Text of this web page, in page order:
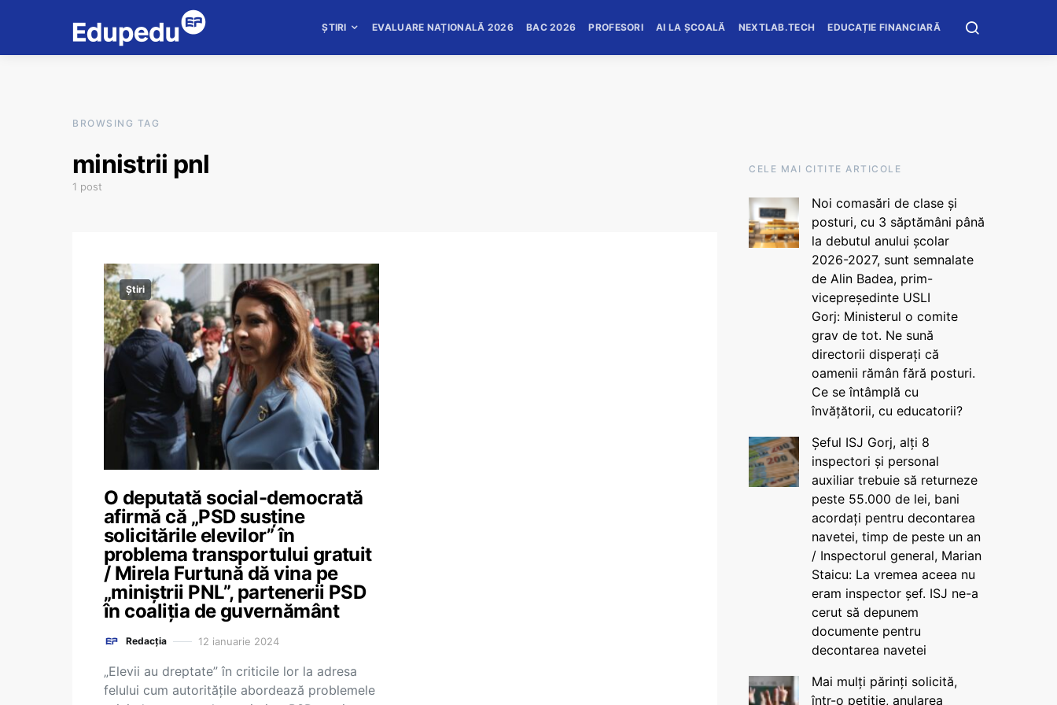
ȘTIRI EVALUARE NAȚIONALĂ 2026 BAC 2026 PROFESORI AI LA ȘCOALĂ NEXTLAB.TECH EDUCAȚIE FINANCIARĂ
BROWSING TAG
ministrii pnl
1 post
Știri
O deputată social-democrată
afirmă că „PSD susține
solicitările elevilor” în
problema transportului gratuit
/ Mirela Furtună dă vina pe
„miniștrii PNL”, partenerii PSD
în coaliția de guvernământ
Redacția 12 ianuarie 2024
„Elevii au dreptate” în criticile lor la adresa
felului cum autoritățile abordează problemele
CELE MAI CITITE ARTICOLE
Noi comasări de clase și
posturi, cu 3 săptămâni până
la debutul anului școlar
2026-2027, sunt semnalate
de Alin Badea, prim-
vicepreședinte USLI
Gorj: Ministerul o comite
grav de tot. Ne sună
directorii disperați că
oamenii rămân fără posturi.
Ce se întâmplă cu
învățătorii, cu educatorii?
Șeful ISJ Gorj, alți 8
inspectori și personal
auxiliar trebuie să returneze
peste 55.000 de lei, bani
acordați pentru decontarea
navetei, timp de peste un an
/ Inspectorul general, Marian
Staicu: La vremea aceea nu
eram inspector șef. ISJ ne-a
cerut să depunem
documente pentru
decontarea navetei
Mai mulți părinți solicită,
într-o petiție, anularea